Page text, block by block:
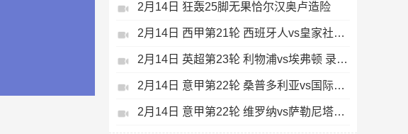
2月14日 狂轰25脚无果恰尔汉奥卢造险
2月14日 西甲第21轮 西班牙人vs皇家社会 录像 集锦
2月14日 英超第23轮 利物浦vs埃弗顿 录像 集锦
2月14日 意甲第22轮 桑普多利亚vs国际米兰 录像 集锦
2月14日 意甲第22轮 维罗纳vs萨勒尼塔纳 录像 集锦